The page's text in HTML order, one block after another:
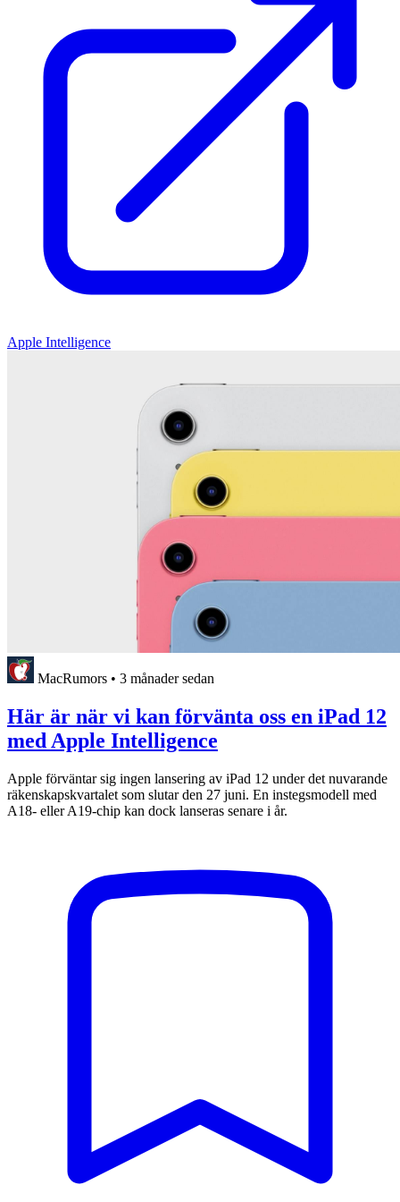
Apple Intelligence
MacRumors • 3 månader sedan
Här är när vi kan förvänta oss en iPad 12
med Apple Intelligence
Apple förväntar sig ingen lansering av iPad 12 under det nuvarande
räkenskapskvartalet som slutar den 27 juni. En instegsmodell med
A18- eller A19-chip kan dock lanseras senare i år.